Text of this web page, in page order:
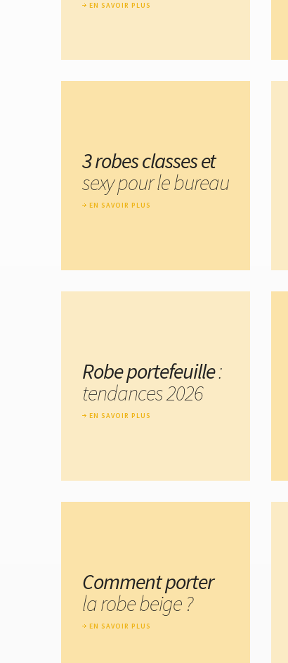
EN SAVOIR PLUS
3 robes classes et
sexy pour le bureau
EN SAVOIR PLUS
Robe portefeuille:
tendances 2026
EN SAVOIR PLUS
Comment porter
la robe beige ?
EN SAVOIR PLUS